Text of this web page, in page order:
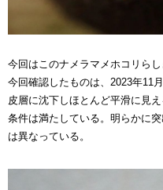
今回はこのナメラマメホコリら
今回確認したものは、2023年11
皮層に沈下しほとんど平滑に見
条件は満たしている。明らかに
は異なっている。